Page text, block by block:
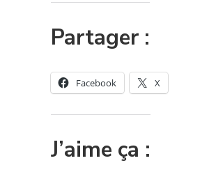
Partager :
Facebook X
J’aime ça :